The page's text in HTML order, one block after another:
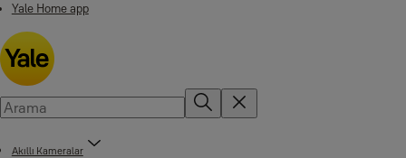
Yale Home app
Akıllı Kameralar